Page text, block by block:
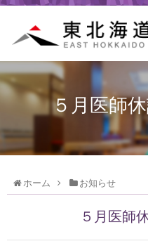
５月医師
ホーム お知らせ
５月医師